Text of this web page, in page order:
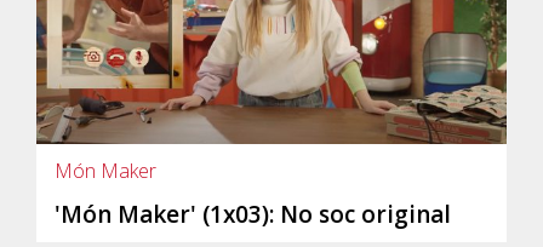
Món Maker
'Món Maker' (1x03): No soc original